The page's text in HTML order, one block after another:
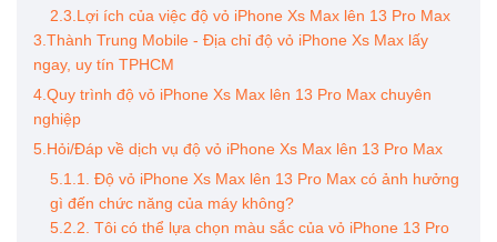
2.3.Lợi ích của việc độ vỏ iPhone Xs Max lên 13 Pro Max
3.Thành Trung Mobile - Địa chỉ độ vỏ iPhone Xs Max lấy
ngay, uy tín TPHCM
4.Quy trình độ vỏ iPhone Xs Max lên 13 Pro Max chuyên
nghiệp
5.Hỏi/Đáp về dịch vụ độ vỏ iPhone Xs Max lên 13 Pro Max
5.1.1. Độ vỏ iPhone Xs Max lên 13 Pro Max có ảnh hưởng
gì đến chức năng của máy không?
5.2.2. Tôi có thể lựa chọn màu sắc của vỏ iPhone 13 Pro